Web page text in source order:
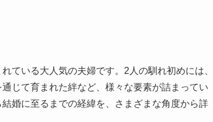
ている大人気の夫婦です。2人の馴れ初めには、
じて育まれた絆など、様々な要素が詰まってい
婚に至るまでの経緯を、さまざまな角度から詳